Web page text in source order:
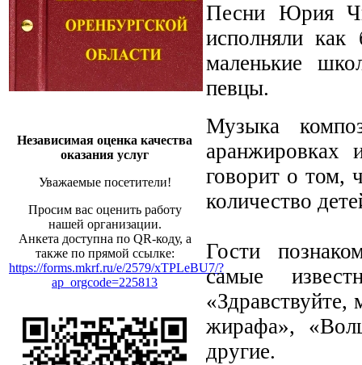
Независимая оценка качества
оказания услуг
Уважаемые посетители!
Просим вас оценить работу
нашей организации.
Анкета доступна по QR-коду, а
также по прямой ссылке:
https://forms.mkrf.ru/e/2579/xTPLeBU7/?
ap_orgcode=225813
Песни Юрия
исполняли как
маленькие
певцы.
Музыка
аранжировках
говорит о том,
количество
Гости
самые
жирафа»,
другие.